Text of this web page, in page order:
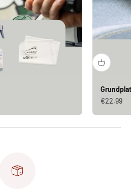
Angebot
€22,99